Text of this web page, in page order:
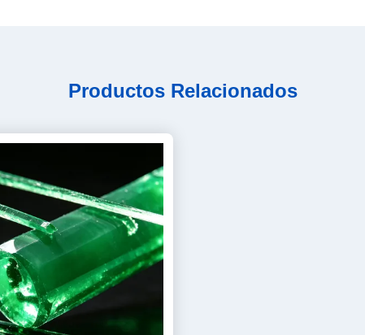
Productos Relacionados